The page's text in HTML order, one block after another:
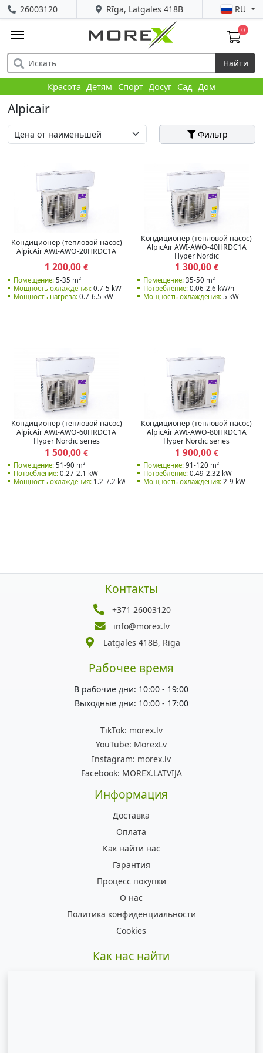
Rīga, Latgales 418B
26003120 RU
0
Найти
Красота Детям Спорт Досуг Сад Дом
Alpicair
Фильтр
Кондиционер (тепловой насос)
AlpicAir AWI-AWO-20HRDC1A
1 200,00 €
Помещение:5-35 m²
Мощность охлаждения:0.7-5 kW
Мощность нагрева:0.7-6.5 кW
Кондиционер (тепловой насос)
AlpicAir AWI-AWO-40HRDC1A
Hyper Nordic
1 300,00€
Помещение: 35-50 m²
Потребление: 0.06-2.6 kW/h
Мощность охлаждения: 5 kW
Кондиционер (тепловой насос)
AlpicAir AWI-AWO-60HRDC1A
Hyper Nordic series
1 500,00 €
Помещение:51-90 m²
Потребление:0.27-2.1 kW
Мощность охлаждения:1.2-7.2 kW
Кондиционер (тепловой насос)
AlpicAir AWI-AWO-80HRDC1A
Hyper Nordic series
1 900,00€
Помещение: 91-120 m²
Потребление: 0.49-2.32 kW
Мощность охлаждения: 2-9 kW
Контакты
+371 26003120
info@morex.lv
Latgales 418B, Rīga
Рабочее время
В рабочие дни: 10:00 - 19:00
Выходные дни: 10:00 - 17:00
TikTok: morex.lv
YouTube: MorexLv
Instagram: morex.lv
Facebook: MOREX.LATVIJA
Информация
Доставка
Оплата
Как найти нас
Гарантия
Процесс покупки
О нас
Политика конфиденциальности
Cookies
Как нас найти